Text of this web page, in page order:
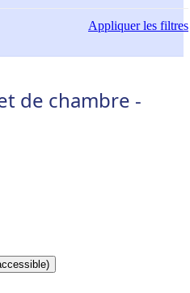
Appliquerles filtres
de chambre -